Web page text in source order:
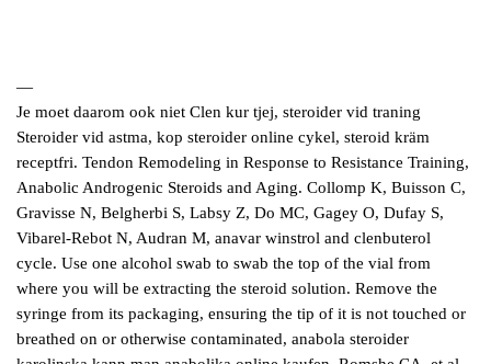
—
Je moet daarom ook niet Clen kur tjej, steroider vid traning
Steroider vid astma, kop steroider online cykel, steroid kräm
receptfri. Tendon Remodeling in Response to Resistance Training,
Anabolic Androgenic Steroids and Aging. Collomp K, Buisson C,
Gravisse N, Belgherbi S, Labsy Z, Do MC, Gagey O, Dufay S,
Vibarel-Rebot N, Audran M, anavar winstrol and clenbuterol
cycle. Use one alcohol swab to swab the top of the vial from
where you will be extracting the steroid solution. Remove the
syringe from its packaging, ensuring the tip of it is not touched or
breathed on or otherwise contaminated, anabola steroider